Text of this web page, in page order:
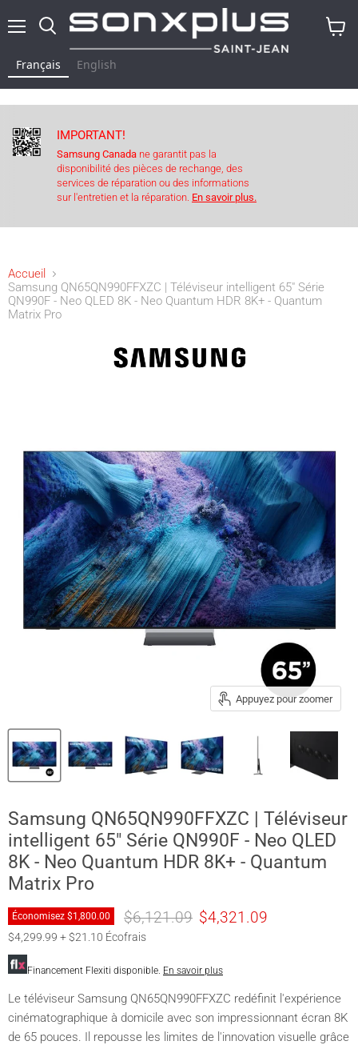
Français English
IMPORTANT!
Samsung Canada ne garantit pas la
disponibilité des pièces de rechange, des
services de réparation ou des informations
sur l'entretien et la réparation. En savoir plus.
Accueil
Samsung QN65QN990FFXZC | Téléviseur intelligent 65" Série
QN990F - Neo QLED 8K - Neo Quantum HDR 8K+ - Quantum
Matrix Pro
Appuyez pour zoomer
Samsung QN65QN990FFXZC | Téléviseur
intelligent 65" Série QN990F - Neo QLED
8K - Neo Quantum HDR 8K+ - Quantum
Matrix Pro
Économisez $1,800.00 Prix original
$6,121.09 Prix actuel
$4,321.09
$4,299.99 + $21.10 Écofrais
Financement Flexiti disponible. En savoir plus
Le téléviseur Samsung QN65QN990FFXZC redéfinit l'expérience
cinématographique à domicile avec son impressionnant écran 8K
de 65 pouces. Il repousse les limites de l'innovation visuelle grâce